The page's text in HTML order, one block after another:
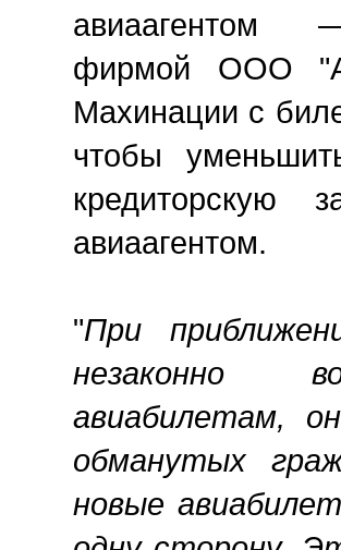
авиаагентом
фирмой ООО
Махинации с
чтобы
кредиторскую
авиаагентом.
"При
незаконно
авиабилетам,
обманутых
новые